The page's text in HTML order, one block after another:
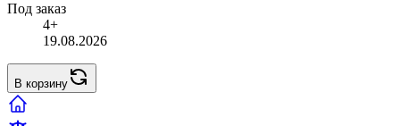
Под заказ
4+
19.08.2026
В корзину